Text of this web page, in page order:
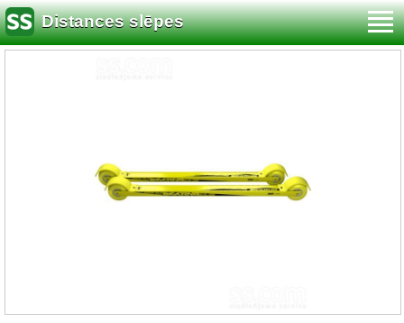
Distances slēpes